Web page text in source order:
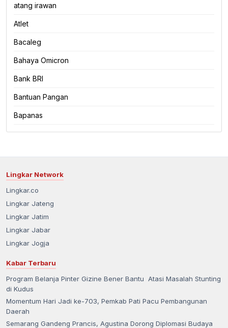
atang irawan
Atlet
Bacaleg
Bahaya Omicron
Bank BRI
Bantuan Pangan
Bapanas
Lingkar Network
Lingkar.co
Lingkar Jateng
Lingkar Jatim
Lingkar Jabar
Lingkar Jogja
Kabar Terbaru
Program Belanja Pinter Gizine Bener Bantu Atasi Masalah Stunting
di Kudus
Momentum Hari Jadi ke-703, Pemkab Pati Pacu Pembangunan
Daerah
Semarang Gandeng Prancis, Agustina Dorong Diplomasi Budaya